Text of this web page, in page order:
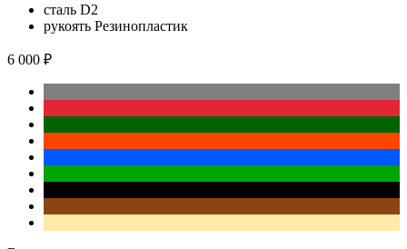
сталь D2
рукоять Резинопластик
6 000 ₽